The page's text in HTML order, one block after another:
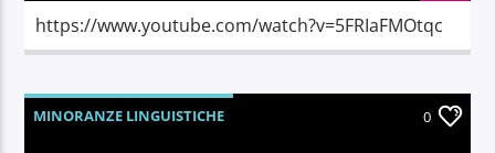
https://www.youtube.com/watch?v=5FRIaFMOtqc
MINORANZE LINGUISTICHE 0